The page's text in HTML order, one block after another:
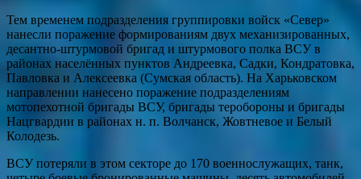
Тем временем подразделения группировки войск «Север»
нанесли поражение формированиям двух механизированных,
десантно-штурмовой бригад и штурмового полка ВСУ в
районах населённых пунктов Андреевка, Садки, Кондратовка,
Павловка и Алексеевка (Сумская область). На Харьковском
направлении нанесено поражение подразделениям
мотопехотной бригады ВСУ, бригады теробороны и бригады
Нацгвардии в районах н. п. Волчанск, Жовтневое и Белый
Колодезь.
ВСУ потеряли в этом секторе до 170 военнослужащих, танк,